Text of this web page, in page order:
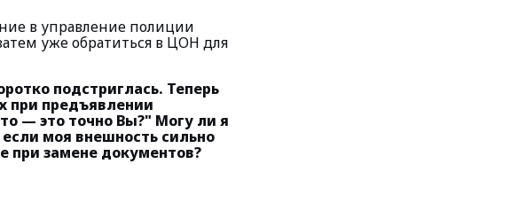
в управление полиции
уже обратиться в ЦОН для
подстриглась. Теперь
при предъявлении
— это точно Вы?" Могу ли я
моя внешность сильно
при замене документов?